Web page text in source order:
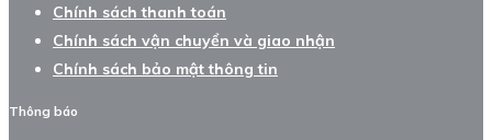
Chính sách thanh toán
Chính sách vận chuyển và giao nhận
Chính sách bảo mật thông tin
Thông báo